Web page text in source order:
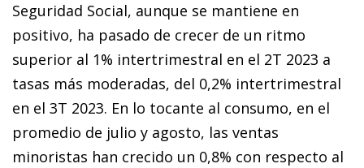
Seguridad Social, aunque se mantiene en
positivo, ha pasado de crecer de un ritmo
superior al 1% intertrimestral en el 2T 2023 a
tasas más moderadas, del 0,2% intertrimestral
en el 3T 2023. En lo tocante al consumo, en el
promedio de julio y agosto, las ventas
minoristas han crecido un 0,8% con respecto al